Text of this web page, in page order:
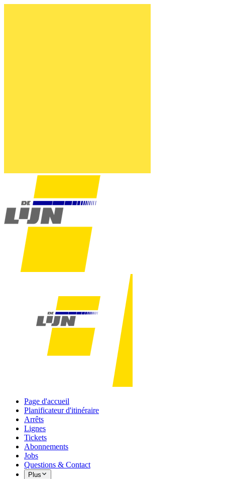
Page d'accueil
Planificateur d'itinéraire
Arrêts
Lignes
Tickets
Abonnements
Jobs
Questions & Contact
Plus